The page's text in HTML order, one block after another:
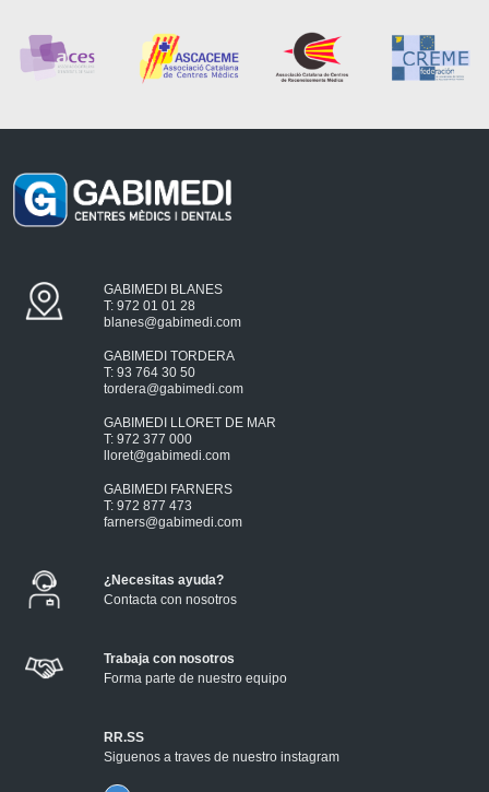
GABIMEDI BLANES
T: 972 01 01 28
blanes@gabimedi.com
GABIMEDI TORDERA
T: 93 764 30 50
tordera@gabimedi.com
GABIMEDI LLORET DE MAR
T: 972 377 000
lloret@gabimedi.com
GABIMEDI FARNERS
T: 972 877 473
farners@gabimedi.com
¿Necesitas ayuda?
Contacta con nosotros
Trabaja con nosotros
Forma parte de nuestro equipo
RR.SS
Siguenos a traves de nuestro instagram